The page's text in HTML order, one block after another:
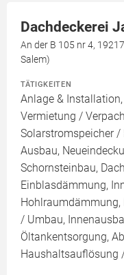
Dachdeckerei
An der B 105 nr 4,
Salem)
TÄTIGKEITEN
Anlage &
Vermietung /
Solarstromspeicher /
Ausbau,
Schornsteinbau,
Einblasdämmung,
Hohlraumdämmung,
/ Umbau,
Öltankentsorgung,
Haushaltsauflösung